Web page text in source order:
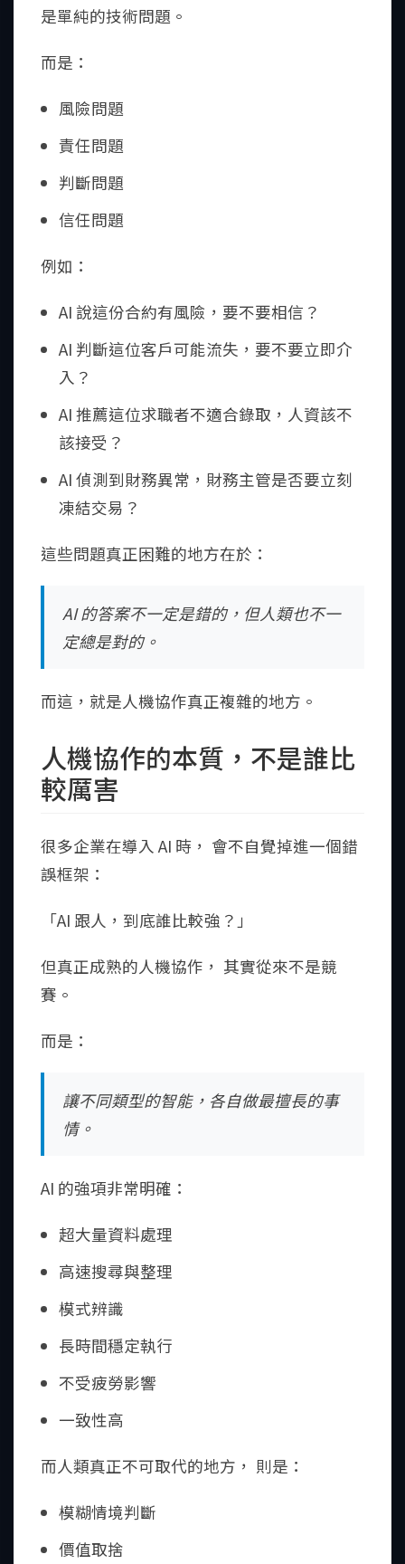
是單純的技術問題。
而是：
風險問題
責任問題
判斷問題
信任問題
例如：
AI 說這份合約有風險，要不要相信？
AI 判斷這位客戶可能流失，要不要立即介
入？
AI 推薦這位求職者不適合錄取，人資該不
該接受？
AI 偵測到財務異常，財務主管是否要立刻
凍結交易？
這些問題真正困難的地方在於：
AI 的答案不一定是錯的，但人類也不一
定總是對的。
而這，就是人機協作真正複雜的地方。
人機協作的本質，不是誰比
較厲害
很多企業在導入 AI 時， 會不自覺掉進一個錯
誤框架：
「AI 跟人，到底誰比較強？」
但真正成熟的人機協作， 其實從來不是競
賽。
而是：
讓不同類型的智能，各自做最擅長的事
情。
AI 的強項非常明確：
超大量資料處理
高速搜尋與整理
模式辨識
長時間穩定執行
不受疲勞影響
一致性高
而人類真正不可取代的地方， 則是：
模糊情境判斷
價值取捨